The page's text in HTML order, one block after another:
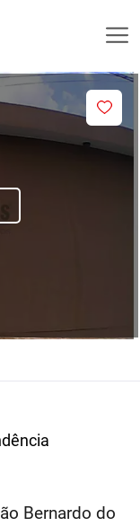
Bernardo do